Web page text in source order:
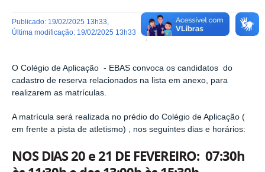
publicado: 19/02/2025 13h33
última modificação: 19/02/2025 13h33
O Colégio de Aplicação - EBAS convoca os candidatos do
cadastro de reserva relacionados na lista em anexo, para
realizarem as matrículas.
A matrícula será realizada no prédio do Colégio de Aplicação (
em frente a pista de atletismo) , nos seguintes dias e horários:
NOS DIAS 20 e 21 DE FEVEREIRO: 07:30h